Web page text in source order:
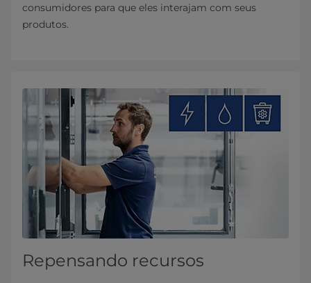
consumidores para que eles interajam com seus
produtos.
Repensando recursos